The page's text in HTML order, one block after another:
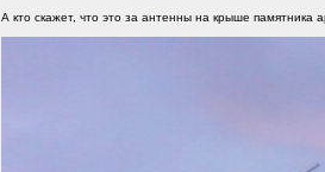
А кто скажет, что это за антенны на крыше памятника